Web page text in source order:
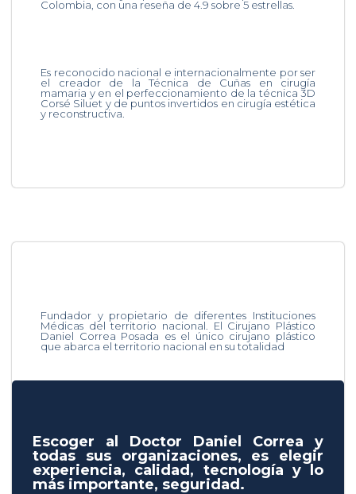
Colombia, con una reseña de 4.9 sobre 5 estrellas.
Es reconocido nacional e internacionalmente por ser
el creador de la Técnica de Cuñas en cirugía
mamaria y en el perfeccionamiento de la técnica 3D
Corsé Siluet y de puntos invertidos en cirugía estética
y reconstructiva.
Fundador y propietario de diferentes Instituciones
Médicas del territorio nacional. El Cirujano Plástico
Daniel Correa Posada es el único cirujano plástico
que abarca el territorio nacional en su totalidad
Escoger al Doctor Daniel Correa y
todas sus organizaciones, es elegir
experiencia, calidad, tecnología y lo
más importante, seguridad.